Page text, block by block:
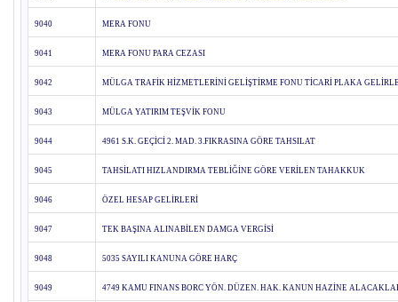
9040 MERA FONU
9041 MERA FONU PARA CEZASI
9042 MÜLGA TRAFİK HİZMETLERİNİ GELİŞTİRME FONU TİCARİ PLAKA
9043 MÜLGA YATIRIM TEŞVİK FONU
9044 4961 S.K. GEÇİCİ 2. MAD. 3.FIKRASINA GÖRE TAHSILAT
9045 TAHSİLATI HIZLANDIRMA TEBLİĞİNE GÖRE VERİLEN TAHAKKUK
9046 ÖZEL HESAP GELİRLERİ
9047 TEK BAŞINA ALINABİLEN DAMGA VERGİSİ
9048 5035 SAYILI KANUNA GÖRE HARÇ
9049 4749 KAMU FINANS BORC YÖN. DÜZEN. HAK. KANUN HAZİNE